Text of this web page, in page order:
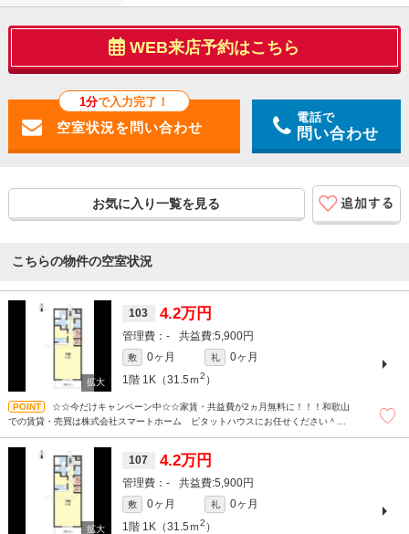
WEB来店予約はこちら
1分で入力完了！
電話で
問い合わせ
お気に入り一覧を見る
こちらの物件の空室状況
103 4.2万円
- 5,900円
敷 0ヶ月 礼
0ヶ月
1階 1K（31.5ｍ2 ）
☆☆今だけキャンペーン中☆☆家賃・共益費が2ヵ月無料に！！！和歌山
での賃貸・売買は株式会社スマートホーム ピタットハウスにお任せください＾＾
(^^)/☆
107 4.2万円
- 5,900円
敷 0ヶ月 礼
0ヶ月
1階 1K（31.5ｍ2 ）